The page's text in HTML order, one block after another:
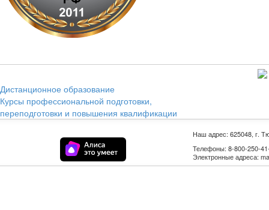
Дистанционное образование
Курсы профессиональной подготовки,
переподготовки и повышения квалификации
Наш адрес: 625048, г.
Телефоны: 8-800-250-
Электронные адреса: